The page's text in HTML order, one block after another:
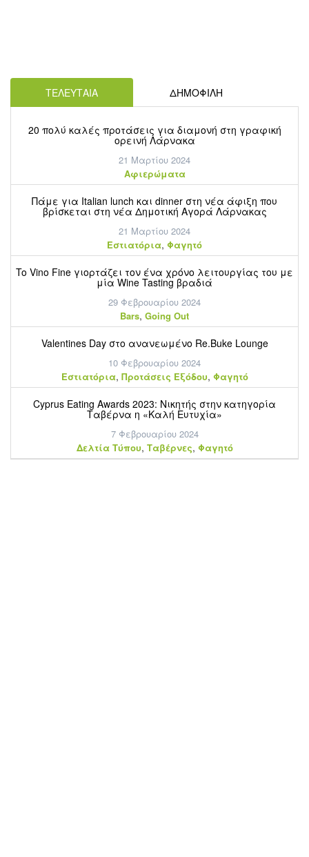
ΤΕΛΕΥΤΑΙΑ ΔΗΜΟΦΙΛΗ
20 πολύ καλές προτάσεις για διαμονή στη γραφική
ορεινή Λάρνακα
21 Μαρτίου 2024
Aφιερώματα
Πάμε για Italian lunch και dinner στη νέα άφιξη που
βρίσκεται στη νέα Δημοτική Αγορά Λάρνακας
21 Μαρτίου 2024
Εστιατόρια, Φαγητό
To Vino Fine γιορτάζει τον ένα χρόνο λειτουργίας του με
μία Wine Tasting βραδιά
29 Φεβρουαρίου 2024
Bars, Going Out
Valentines Day στο ανανεωμένο Re.Buke Lounge
10 Φεβρουαρίου 2024
Εστιατόρια, Προτάσεις Εξόδου, Φαγητό
Cyprus Eating Awards 2023: Νικητής στην κατηγορία
Ταβέρνα η «Καλή Ευτυχία»
7 Φεβρουαρίου 2024
Δελτία Τύπου, Ταβέρνες, Φαγητό